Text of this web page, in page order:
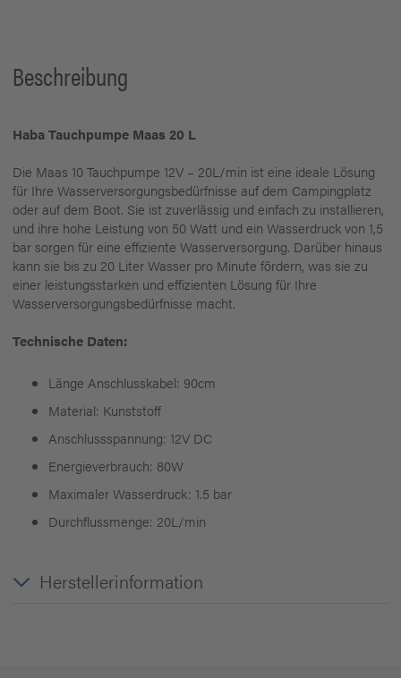
Beschreibung
Haba Tauchpumpe Maas 20 L
Die Maas 10 Tauchpumpe 12V – 20L/min ist eine ideale Lösung
für Ihre Wasserversorgungsbedürfnisse auf dem Campingplatz
oder auf dem Boot. Sie ist zuverlässig und einfach zu installieren,
und ihre hohe Leistung von 50 Watt und ein Wasserdruck von 1,5
bar sorgen für eine effiziente Wasserversorgung. Darüber hinaus
kann sie bis zu 20 Liter Wasser pro Minute fördern, was sie zu
einer leistungsstarken und effizienten Lösung für Ihre
Wasserversorgungsbedürfnisse macht.
Technische Daten:
Länge Anschlusskabel: 90cm
Material: Kunststoff
Anschlussspannung: 12V DC
Energieverbrauch: 80W
Maximaler Wasserdruck: 1.5 bar
Durchflussmenge: 20L/min
Herstellerinformation